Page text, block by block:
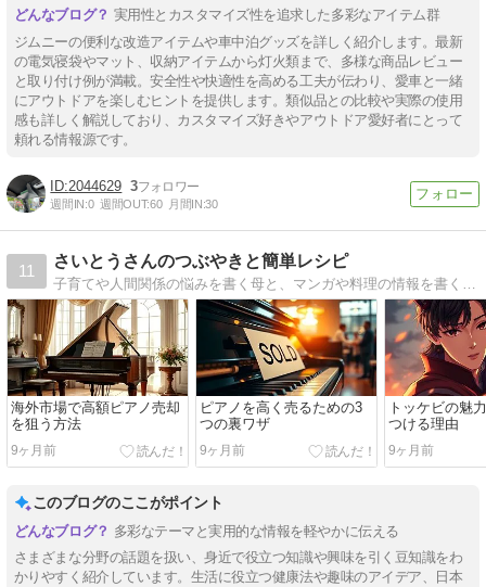
実用性とカスタマイズ性を追求した多彩なアイテム群
ジムニーの便利な改造アイテムや車中泊グッズを詳しく紹介します。最新
の電気寝袋やマット、収納アイテムから灯火類まで、多様な商品レビュー
と取り付け例が満載。安全性や快適性を高める工夫が伝わり、愛車と一緒
にアウトドアを楽しむヒントを提供します。類似品との比較や実際の使用
感も詳しく解説しており、カスタマイズ好きやアウトドア愛好者にとって
頼れる情報源です。
2044629 3
週間IN:0 週間OUT:60 月間IN:30
11
さいとうさんのつぶやきと簡単レシピ
子育てや人間関係の悩みを書く母と、マンガや料理の情報を書く息子の仲良しブログです
海外市場で高額ピアノ売却
を狙う方法
9ヶ月前
ピアノを高く売るための3
つの裏ワザ
9ヶ月前
トッケビの魅
つける理由
9ヶ月前
このブログのここがポイント
多彩なテーマと実用的な情報を軽やかに伝える
さまざまな分野の話題を扱い、身近で役立つ知識や興味を引く豆知識をわ
かりやすく紹介しています。生活に役立つ健康法や趣味のアイデア、日本